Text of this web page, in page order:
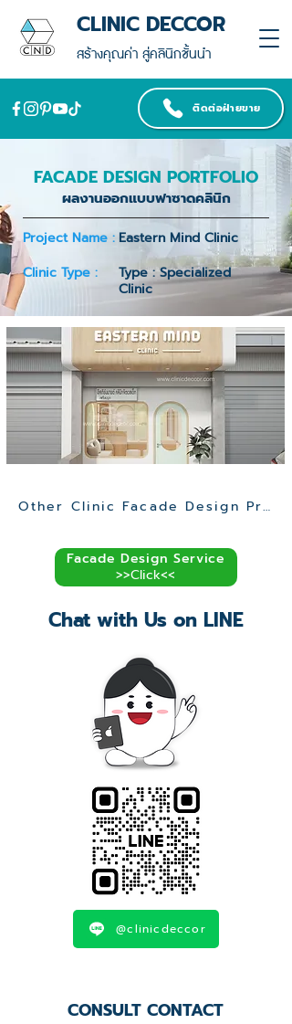
สร้างคุณค่า สู่คลินิกชั้นนำ
CLINIC DECCOR
ติดต่อฝ่ายขาย
FACADE DESIGN PORTFOLIO
ผลงานออกแบบฟาซาดคลินิก
Project Name :Eastern Mind Clinic
Clinic Type :
Type : Specialized
Clinic
Other Clinic Facade Design Projects >>
Facade Design Service
>>Click<<
Chat with Us on LINE
@clinicdeccor
CONSULT CONTACT